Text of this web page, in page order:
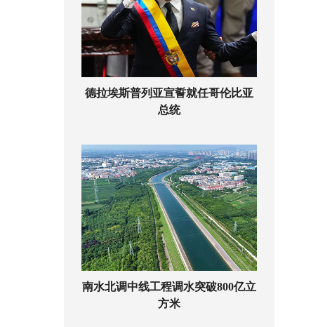
德拉埃斯普列亚宣誓就任哥伦比亚
总统
南水北调中线工程调水突破800亿立
方米